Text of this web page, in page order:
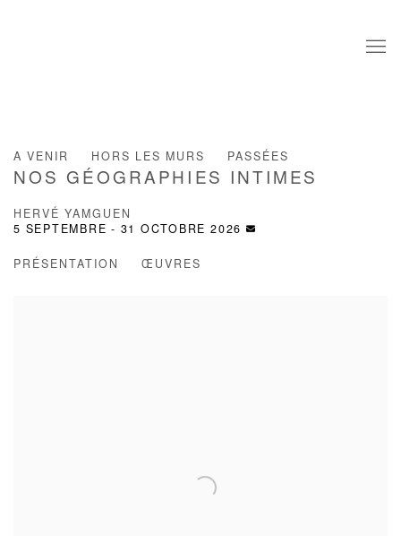
A VENIR HORS LES MURS PASSÉES
NOS GÉOGRAPHIES INTIMES
HERVÉ YAMGUEN
5 SEPTEMBRE - 31 OCTOBRE 2026
PRÉSENTATION ŒUVRES